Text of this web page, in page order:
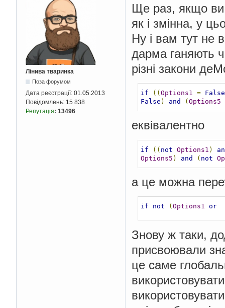
Лінива тваринка
Поза форумом
Дата реєстрації: 01.05.2013
Повідомлень: 15 838
Репутація: 13496
Ще раз, якщо ви
як і змінна, у
Ну і вам тут не
дарма ганяють
різні закони
if (( Options1 = False
False ) and ( Options5
еквівалентно
if (( not Options1 )
Options5 ) and ( not
а це можна
if not ( Options1 or
Знову ж таки,
присвоювали
це саме